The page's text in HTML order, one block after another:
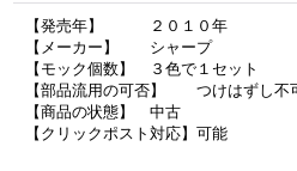
【発売年】 ２０１０年
【メーカー】 シャープ
【モック個数】 ３色で１セット
【部品流用の可否】 つけはずし不
【商品の状態】 中古
【クリックポスト対応】可能